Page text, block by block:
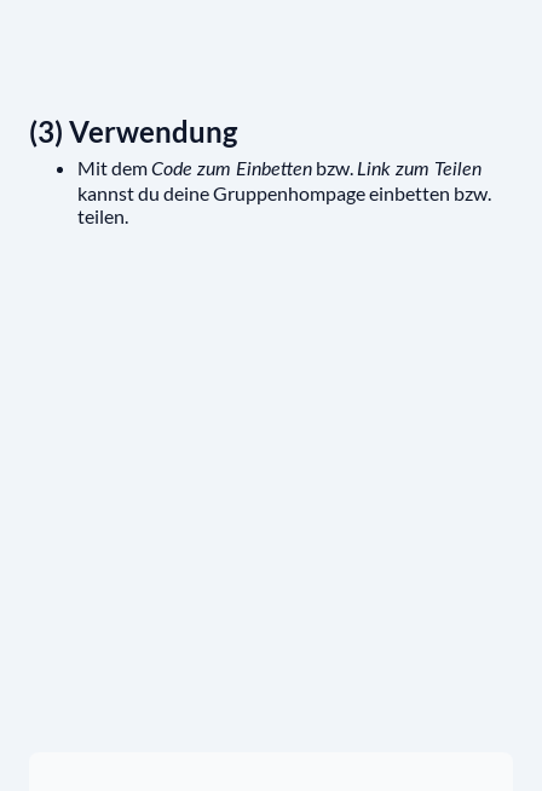
(3) Verwendung
Mit demCode zum Einbetten bzw.Link zum Teilen
kannst du deine Gruppenhompage einbetten bzw.
teilen.